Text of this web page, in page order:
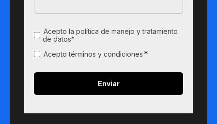
Acepto la política de manejo y tratamiento
de datos*
Acepto términos y condiciones *